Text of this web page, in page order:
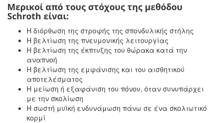
Μερικοί από τους στόχους της μεθόδου
Schroth είναι:
Η διόρθωση της στροφής της σπονδυλικής στήλης
Η βελτίωση της πνευμονικής λειτουργίας
Η βελτίωση της έκπτυξης του θώρακα κατά την
αναπνοή
Η βελτίωση της εμφάνισης και του αισθητικού
αποτελέσματος
Η μείωση ή εξαφάνιση του πόνου, όταν συνυπάρχει
με την σκολίωση
Η σωστή μυϊκή ενδυνάμωση πάνω σε ένα σκολιωτικό
κορμί